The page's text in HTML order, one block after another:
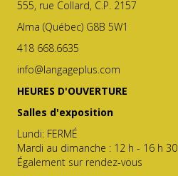
555, rue Collard, C.P. 2157
Alma (Québec) G8B 5W1
418 668.6635
info@langageplus.com
HEURES D'OUVERTURE
Salles d'exposition
Lundi: FERMÉ
Mardi au dimanche : 12 h - 16 h 30
Également sur rendez-vous